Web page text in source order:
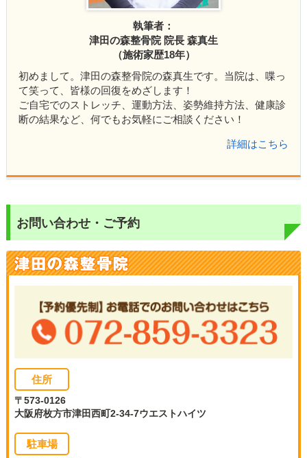
執筆者：
津田の森整骨院 院長 森真生
（施術家歴18年）
初めまして。津田の森整骨院の森真生です。当院は、喋っ
て笑って、皆様の回復をめざします！
ご自宅でのストレッチ、運動方法、姿勢維持方法、健康診
断の結果など、何でもお気軽にご相談ください！
詳細はこちら
お問い合わせ・ご予約
住所
〒573-0126
大阪府枚方市津田西町2-34-7ウエストハイツ
駐車場